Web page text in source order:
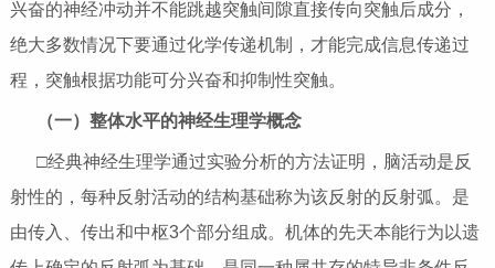
兴奋的神经冲动并不能跳越突触间隙直接传向突触后成分，
绝大多数情况下要通过化学传递机制，才能完成信息传递过
程，突触根据功能可分兴奋和抑制性突触。
（一）整体水平的神经生理学概念
□经典神经生理学通过实验分析的方法证明，脑活动是反
射性的，每种反射活动的结构基础称为该反射的反射弧。是
由传入、传出和中枢3个部分组成。机体的先天本能行为以遗